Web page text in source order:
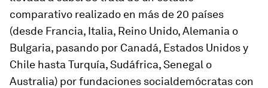
comparativo realizado en más de 20 países
(desde Francia, Italia, Reino Unido, Alemania o
Bulgaria, pasando por Canadá, Estados Unidos y
Chile hasta Turquía, Sudáfrica, Senegal o
Australia) por fundaciones socialdemócratas con